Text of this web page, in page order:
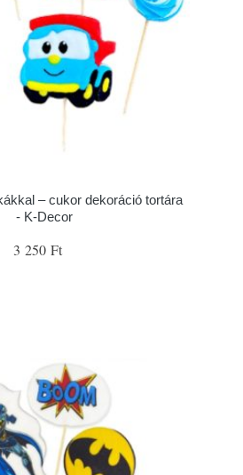
– cukor dekoráció tortára
- K-Decor
3 250 Ft